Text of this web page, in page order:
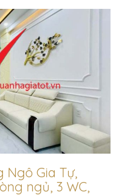
Ngô Gia Tự,
ngủ, 3 WC,